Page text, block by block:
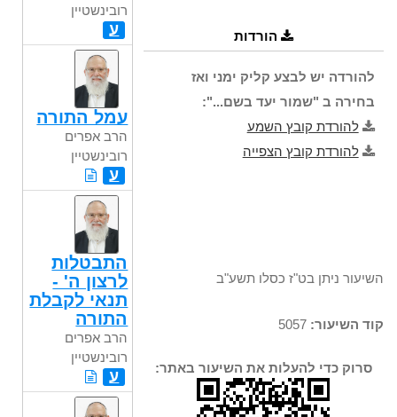
הורדות
להורדה יש לבצע קליק ימני ואז
בחירה ב "שמור יעד בשם...":
להורדת קובץ השמע
להורדת קובץ הצפייה
השיעור ניתן בט"ז כסלו תשע"ב
קוד השיעור:
סרוק כדי להעלות את השיעור באתר:
רובינשטיין
ע
עמל התורה
הרב אפרים
רובינשטיין
ע
התבטלות
לרצון ה' -
תנאי לקבלת
התורה
הרב אפרים
רובינשטיין
ע